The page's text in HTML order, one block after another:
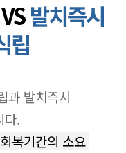
발치즉시
립
과 발치즉시
다.
회복기간의 소요